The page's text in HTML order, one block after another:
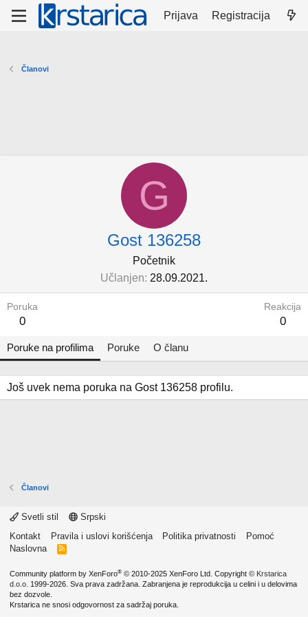
Prijava Registracija
Članovi
G
Gost 136258
Početnik
Učlanjen 28.09.2021.
Poruka
0
Reakcija
0
Poruke na profilima Poruke O članu
Još uvek nema poruka na Gost 136258 profilu.
Članovi
Svetli stil
Srpski
Kontakt
Pravila i uslovi korišćenja Politika privatnosti
Pomoć
Naslovna
R
Community platform by XenForo® © 2010-2025 XenForo Ltd. Copyright © Krstarica
d.o.o. 1999-2026. Sva prava zadržana. Zabranjena je reprodukcija u celini i u delovima
bez dozvole.
Krstarica ne snosi odgovornost za sadržaj poruka.